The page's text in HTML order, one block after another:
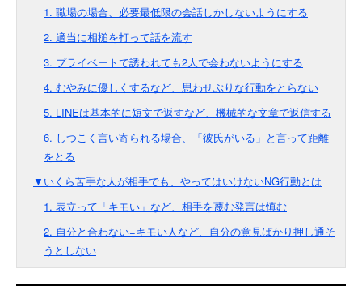
1. 職場の場合、必要最低限の会話しかしないようにする
2. 適当に相槌を打って話を流す
3. プライベートで誘われても2人で会わないようにする
4. むやみに優しくするなど、思わせぶりな行動をとらない
5. LINEは基本的に短文で返すなど、機械的な文章で返信する
6. しつこく言い寄られる場合、「彼氏がいる」と言って距離
をとる
▼いくら苦手な人が相手でも、やってはいけないNG行動とは
1. 表立って「キモい」など、相手を蔑む発言は慎む
2. 自分と合わない=キモい人など、自分の意見ばかり押し通そ
うとしない